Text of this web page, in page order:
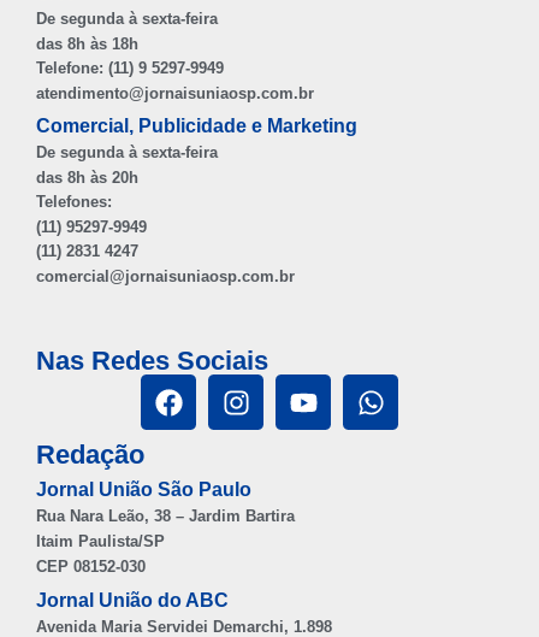
De segunda à sexta-feira
das 8h às 18h
Telefone: (11) 9 5297-9949
atendimento@jornaisuniaosp.com.br
Comercial, Publicidade e Marketing
De segunda à sexta-feira
das 8h às 20h
Telefones:
(11) 95297-9949
(11) 2831 4247
comercial@jornaisuniaosp.com.br
Nas Redes Sociais
Redação
Jornal União São Paulo
Rua Nara Leão, 38 – Jardim Bartira
Itaim Paulista/SP
CEP 08152-030
Jornal União do ABC
Avenida Maria Servidei Demarchi, 1.898